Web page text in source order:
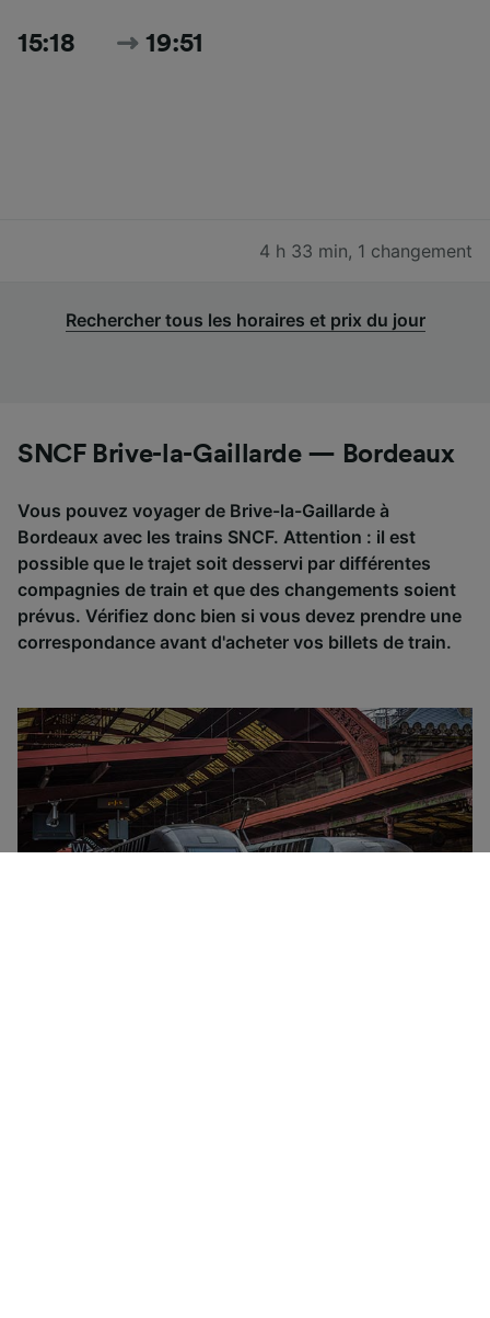
15:18 19:51
4 h 33 min, 1 changement
Rechercher tous les horaires et prix du jour
SNCF Brive-la-Gaillarde — Bordeaux
Vous pouvez voyager de Brive-la-Gaillarde à
Bordeaux avec les trains SNCF. Attention : il est
possible que le trajet soit desservi par différentes
compagnies de train et que des changements soient
prévus. Vérifiez donc bien si vous devez prendre une
correspondance avant d'acheter vos billets de train.